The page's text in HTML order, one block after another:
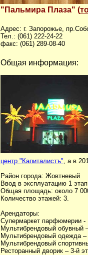
"Пальмира Плаза" (
Адрес: г. Запорожье,
Тел.: (061) 222-24-22
факс: (061) 289-08-40
Общая информация:
центр "Капиталистъ", а в
Район города: Жовтневый
Ввод в эксплуатацию 1
Общая площадь: около 7
Количество этажей: 3.
Арендаторы:
Супермаркет парфюмерии -
Мультибрендовый обувный
Мультибрендовый одежда –
Мультибрендовый
Ресторанный дворик – 3-й